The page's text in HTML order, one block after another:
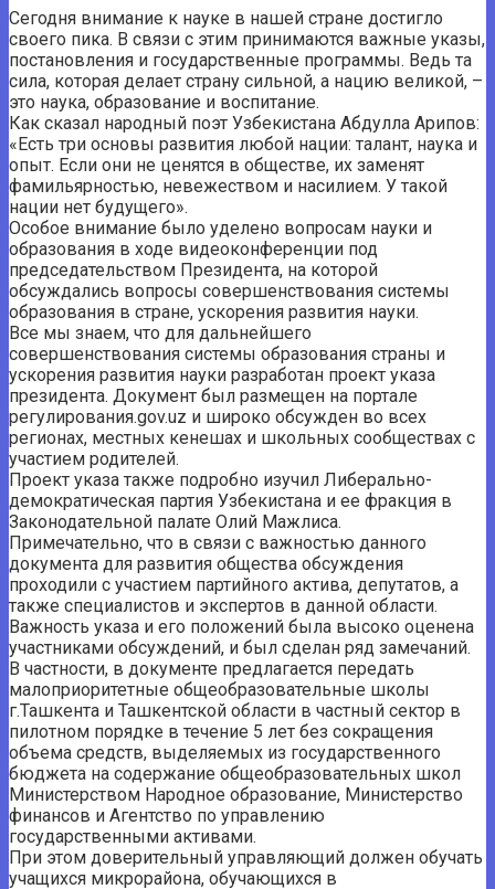
Сегодня внимание к науке в нашей стране достигло
своего пика. В связи с этим принимаются важные указы,
постановления и государственные программы. Ведь та
сила, которая делает страну сильной, а нацию великой, –
это наука, образование и воспитание.
Как сказал народный поэт Узбекистана Абдулла Арипов:
«Есть три основы развития любой нации: талант, наука и
опыт. Если они не ценятся в обществе, их заменят
фамильярностью, невежеством и насилием. У такой
нации нет будущего».
Особое внимание было уделено вопросам науки и
образования в ходе видеоконференции под
председательством Президента, на которой
обсуждались вопросы совершенствования системы
образования в стране, ускорения развития науки.
Все мы знаем, что для дальнейшего
совершенствования системы образования страны и
ускорения развития науки разработан проект указа
президента. Документ был размещен на портале
регулирования.gov.uz и широко обсужден во всех
регионах, местных кенешах и школьных сообществах с
участием родителей.
Проект указа также подробно изучил Либерально-
демократическая партия Узбекистана и ее фракция в
Законодательной палате Олий Мажлиса.
Примечательно, что в связи с важностью данного
документа для развития общества обсуждения
проходили с участием партийного актива, депутатов, а
также специалистов и экспертов в данной области.
Важность указа и его положений была высоко оценена
участниками обсуждений, и был сделан ряд замечаний.
В частности, в документе предлагается передать
малоприоритетные общеобразовательные школы
г.Ташкента и Ташкентской области в частный сектор в
пилотном порядке в течение 5 лет без сокращения
объема средств, выделяемых из государственного
бюджета на содержание общеобразовательных школ
Министерством Народное образование, Министерство
финансов и Агентство по управлению
государственными активами.
При этом доверительный управляющий должен обучать
учащихся микрорайона, обучающихся в